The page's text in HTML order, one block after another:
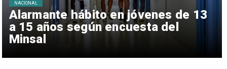
Alarmante hábito en jóvenes de 13
a 15 años según encuesta del
Minsal
NACIONAL